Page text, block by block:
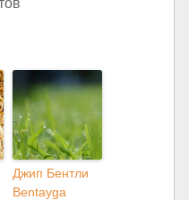
Джип Бентли
Bentayga